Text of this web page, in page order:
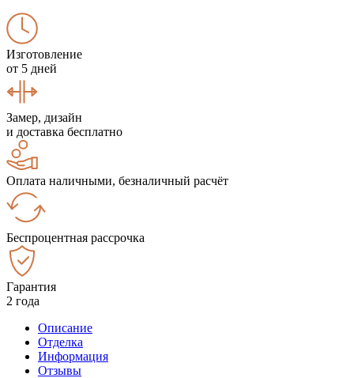
Изготовление
от 5 дней
Замер, дизайн
и доставка бесплатно
Оплата наличными, безналичный расчёт
Беспроцентная рассрочка
Гарантия
2 года
Описание
Отделка
Информация
Отзывы